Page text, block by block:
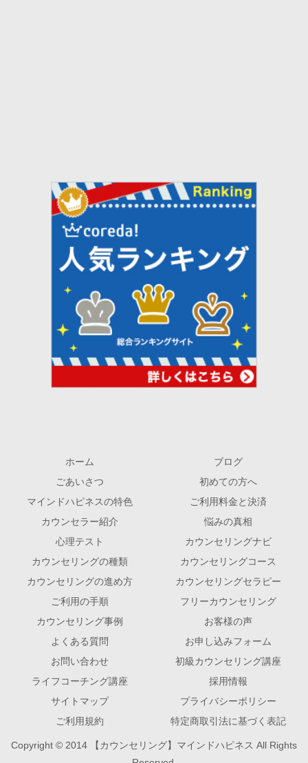
ホーム
ブログ
ごあいさつ
初めての方へ
マインドハピネスの特色
ご利用料金と決済
カウンセラー紹介
悩みの真相
心理テスト
カウンセリングナビ
カウンセリングの種類
カウンセリングコース
カウンセリングの進め方
カウンセリングセラピー
ご利用の手順
フリーカウンセリング
カウンセリング事例
お客様の声
よくある質問
お申し込みフォーム
お問い合わせ
初級カウンセリング講座
ライフコーチング講座
採用情報
サイトマップ
プライバシーポリシー
ご利用規約
特定商取引法に基づく表記
Copyright © 2014 【カウンセリング】マインドハピネス All Rights